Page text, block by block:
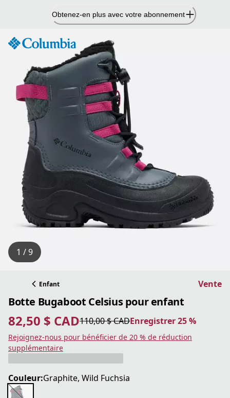
Obtenez-en plus avec votre abonnement
1 / 9
Enfant Vente
Botte Bugaboot Celsius pour enfant
82,50 $ CAD
prix actuel 82,50 $ CAD110,00 $ CAD
prix original 110,00 $ CAD Enregistrer 25 %
Enregistrer 25 %
Rejoignez-nous pour bénéficier de 20 % de réduction
supplémentaire
Couleur:Graphite, Wild Fuchsia